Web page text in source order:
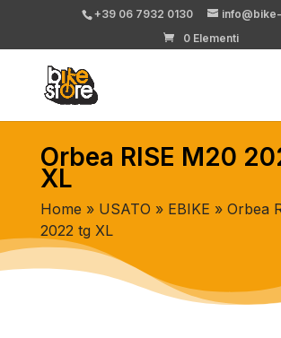
+39 06 7932 0130
0 Elementi
Orbea RISE M20
XL
Home » USATO » EBIKE » Orbea
2022 tg XL